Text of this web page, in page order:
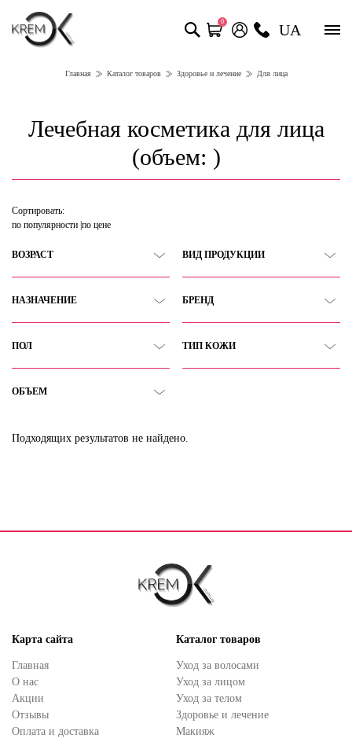
0 UA
Главная Каталог товаров Здоровье и лечение Для лица
Лечебная косметика для лица
(объем: )
Сортировать:
по популярности по цене
ВОЗРАСТ ВИД ПРОДУКЦИИ
НАЗНАЧЕНИЕ БРЕНД
ПОЛ ТИП КОЖИ
ОБЪЕМ
Подходящих результатов не найдено.
Карта сайта
Главная
О нас
Акции
Отзывы
Оплата и доставка
Каталог товаров
Уход за волосами
Уход за лицом
Уход за телом
Здоровье и лечение
Макияж